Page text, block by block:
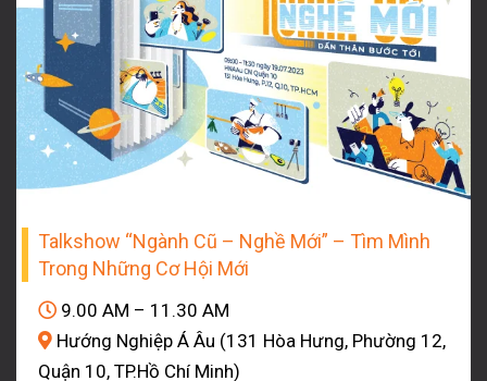
Talkshow “Ngành Cũ – Nghề Mới” – Tìm Mình
Trong Những Cơ Hội Mới
9.00 AM – 11.30 AM
Hướng Nghiệp Á Âu (131 Hòa Hưng, Phường 12,
Quận 10, TP.Hồ Chí Minh)